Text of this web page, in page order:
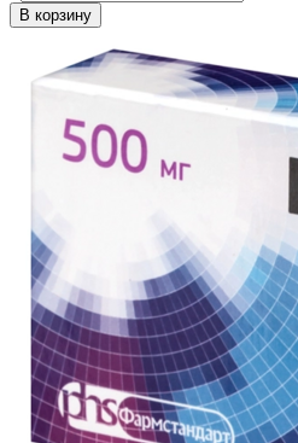
В корзину